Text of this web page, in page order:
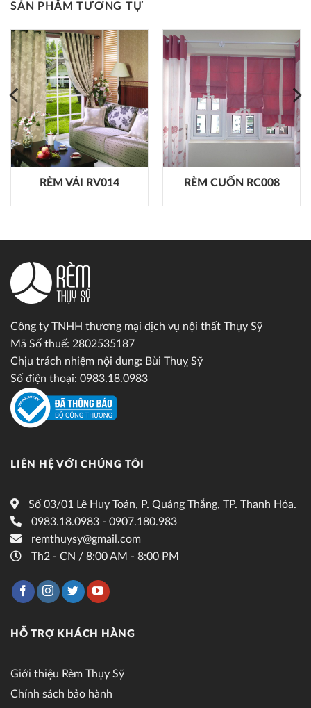
SẢN PHẨM TƯƠNG TỰ
RÈM VẢI RV014 RÈM CUỐN RC008
Công ty TNHH thương mại dịch vụ nội thất Thụy Sỹ
Mã Số thuế: 2802535187
Chịu trách nhiệm nội dung: Bùi Thuỵ Sỹ
Số điện thoại: 0983.18.0983
LIÊN HỆ VỚI CHÚNG TÔI
Số 03/01 Lê Huy Toán, P. Quảng Thắng, TP. Thanh Hóa.
0983.18.0983 - 0907.180.983
remthuysy@gmail.com
Th2 - CN / 8:00 AM - 8:00 PM
HỖ TRỢ KHÁCH HÀNG
Giới thiệu Rèm Thụy Sỹ
Chính sách bảo hành